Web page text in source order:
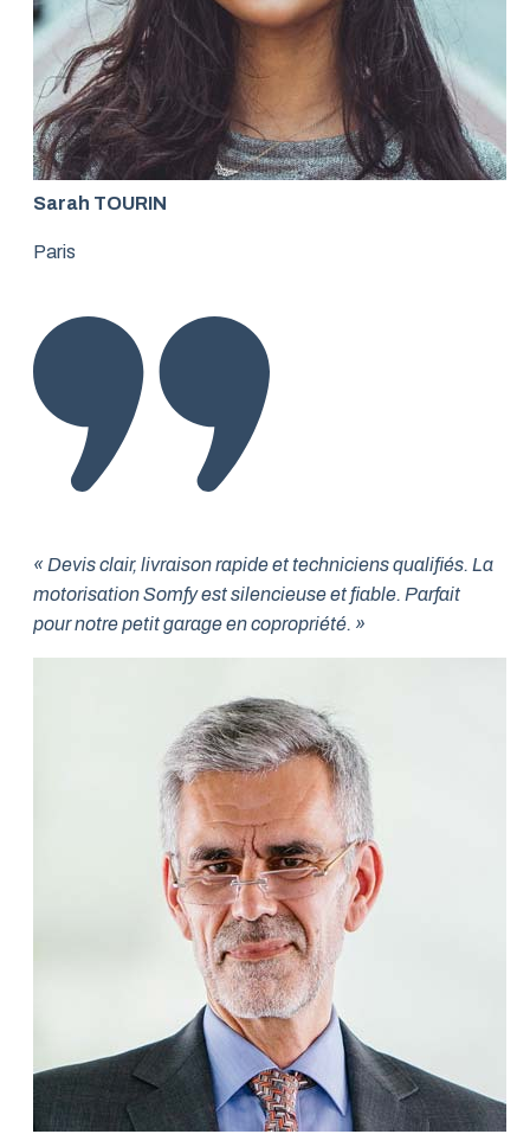
Sarah TOURIN
Paris
« Devis clair, livraison rapide et techniciens qualifiés. La
motorisation Somfy est silencieuse et fiable. Parfait
pour notre petit garage en copropriété. »